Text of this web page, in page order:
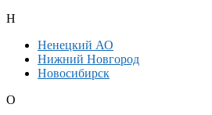
Н
Ненецкий АО
Нижний Новгород
Новосибирск
О